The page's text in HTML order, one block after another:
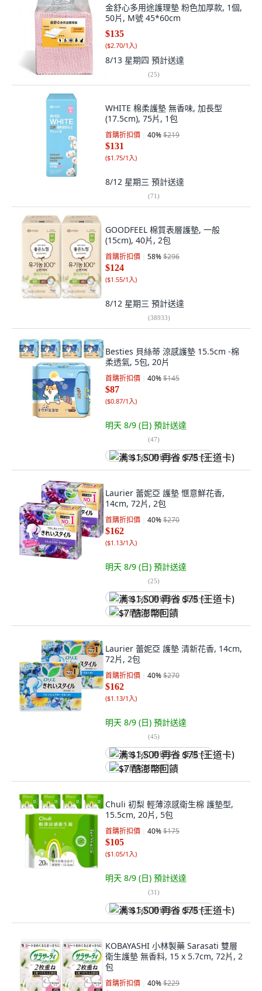
金舒心多用途護理墊 粉色加厚款, 1個,
50片, M號 45*60cm
$135
($2.70/1入)
8/13 星期四 預計送達
(25)
WHITE 棉柔護墊 無香味, 加長型
(17.5cm), 75片, 1包
首購折扣價 40%$219
$131
($1.75/1入)
8/12 星期三 預計送達
(71)
GOODFEEL 棉質表層護墊, 一般
(15cm), 40片, 2包
首購折扣價 58%$296
$124
($1.55/1入)
8/12 星期三 預計送達
(38933)
Besties 貝絲蒂 涼感護墊 15.5cm -棉
柔透氣, 5包, 20片
首購折扣價 40%$145
$87
($0.87/1入)
明天 8/9 (日) 預計送達
(47)
满 $1,500 再省 $75 (王道卡)
Laurier 蕾妮亞 護墊 愜意鮮花香,
14cm, 72片, 2包
首購折扣價 40%$270
$162
($1.13/1入)
明天 8/9 (日) 預計送達
(25)
满 $1,500 再省 $75 (王道卡)
$7 酷澎幣回饋
Laurier 蕾妮亞 護墊 清新花香, 14cm,
72片, 2包
首購折扣價 40%$270
$162
($1.13/1入)
明天 8/9 (日) 預計送達
(45)
满 $1,500 再省 $75 (王道卡)
$7 酷澎幣回饋
Chuli 初梨 輕薄涼感衛生棉 護墊型,
15.5cm, 20片, 5包
首購折扣價 40%$175
$105
($1.05/1入)
明天 8/9 (日) 預計送達
(31)
满 $1,500 再省 $75 (王道卡)
KOBAYASHI 小林製藥 Sarasati 雙層
衛生護墊 無香料, 15 x 5.7cm, 72片, 2
包
首購折扣價 40%$229